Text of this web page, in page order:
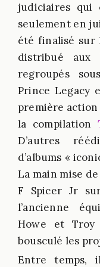
judiciaires qui
seulement en
été finalisé
distribué aux
regroupés
Prince Legacy
première
la compilation
D’autres
d’albums «
La main mise
F Spicer Jr
l’ancienne
Howe et Troy
bousculé les
Entre temps,